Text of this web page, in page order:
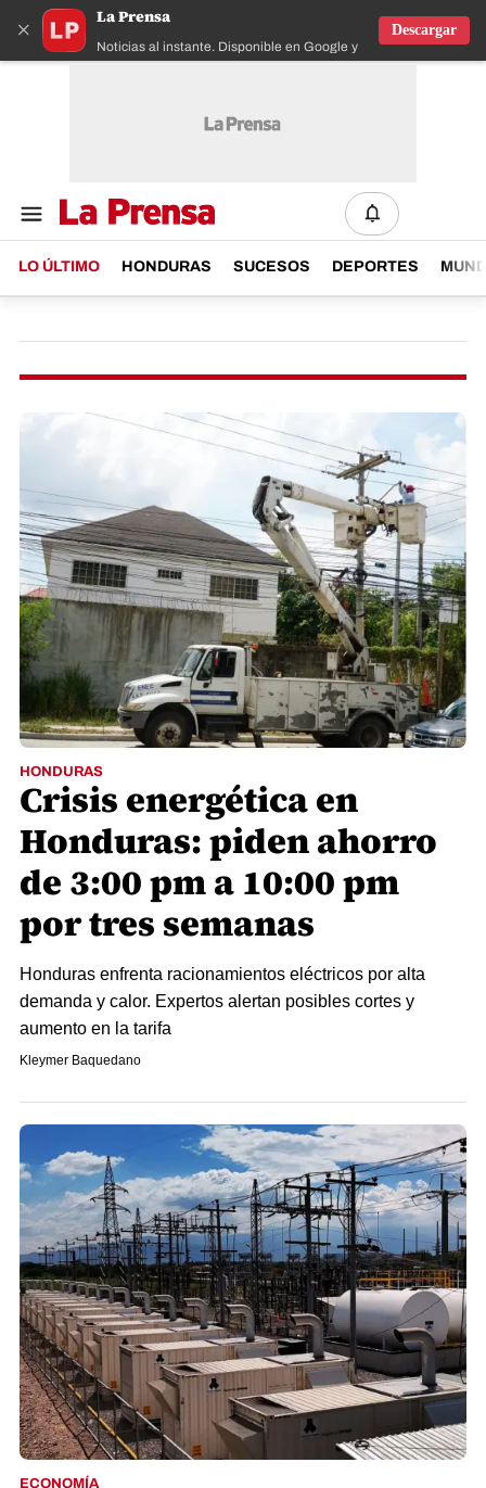
×
La Prensa
Noticias al instante. Disponible en Google y IOS
Descargar
LO ÚLTIMO HONDURAS SUCESOS DEPORTES
HONDURAS
Crisis energética en
Honduras: piden ahorro
de 3:00 pm a 10:00 pm
por tres semanas
Honduras enfrenta racionamientos eléctricos por alta
demanda y calor. Expertos alertan posibles cortes y
aumento en la tarifa
Kleymer Baquedano
ECONOMÍA